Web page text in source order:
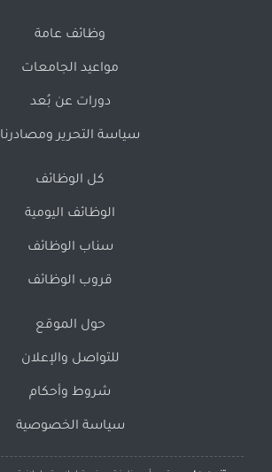
وظائف عامة
مواعيد الجامعات
دورات عن بُعد
سياسة التحرير ومصادرنا
كل الوظائف
الوظائف اليومية
سناب الوظائف
قروب الوظائف
حول الموقع
للتواصل والإعلان
شروط وأحكام
سياسة الخصوصية